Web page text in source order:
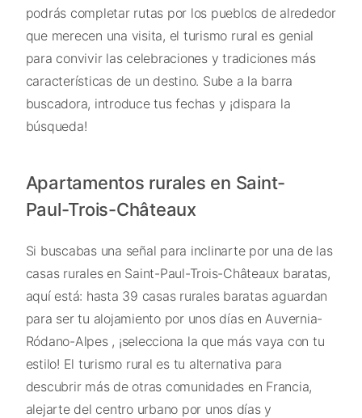
podrás completar rutas por los pueblos de alrededor
que merecen una visita, el turismo rural es genial
para convivir las celebraciones y tradiciones más
características de un destino. Sube a la barra
buscadora, introduce tus fechas y ¡dispara la
búsqueda!
Apartamentos rurales en Saint-
Paul-Trois-Châteaux
Si buscabas una señal para inclinarte por una de las
casas rurales en Saint-Paul-Trois-Châteaux baratas,
aquí está: hasta 39 casas rurales baratas aguardan
para ser tu alojamiento por unos días en Auvernia-
Ródano-Alpes , ¡selecciona la que más vaya con tu
estilo! El turismo rural es tu alternativa para
descubrir más de otras comunidades en Francia,
alejarte del centro urbano por unos días y